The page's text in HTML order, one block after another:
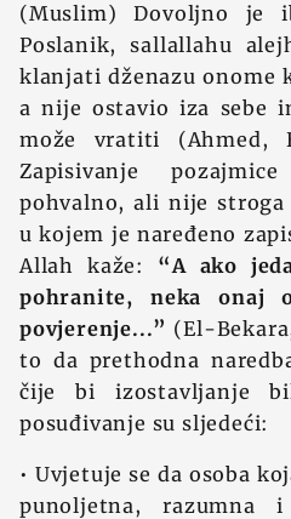
(Muslim) Dovoljno je
Poslanik, sallallahu
klanjati dženazu onome
a nije ostavio iza sebe
može vratiti (Ahmed,
Zapisivanje
pohvalno, ali nije stroga
u kojem je naređeno
Allah kaže: “A ako
pohranite, neka onaj
povjerenje...” (El-
to da prethodna
čije bi izostavljanje
posuđivanje su sljedeći:
• Uvjetuje se da osoba
punoljetna, razumna